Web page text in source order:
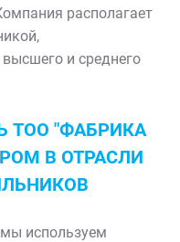
располагает
и среднего
ТОО "ФАБРИКА
В ОТРАСЛИ
используем